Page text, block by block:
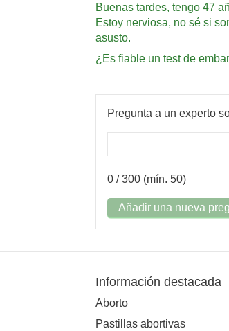
Buenas tardes, tengo 47
Estoy nerviosa, no sé si
asusto.
¿Es fiable un test de
Pregunta a un experto
0 / 300 (mín. 50)
Añadir una nueva
Información destacada
Aborto
Pastillas abortivas